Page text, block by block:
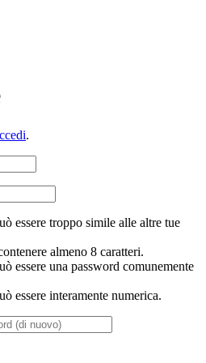
.
essere troppo simile alle altre tue
almeno 8 caratteri.
essere una password comunemente
essere interamente numerica.